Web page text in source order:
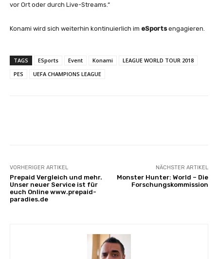
vor Ort oder durch Live-Streams.“
Konami wird sich weiterhin kontinuierlich im eSportsengagieren.
TAGS ESports Event Konami
LEAGUE WORLD TOUR 2018
PES
UEFA CHAMPIONS LEAGUE
VORHERIGER ARTIKEL
Prepaid Vergleich und mehr.
Unser neuer Service ist für
euch Online www.prepaid-
paradies.de
NÄCHSTER ARTIKEL
Monster Hunter: World – Die
Forschungskommission